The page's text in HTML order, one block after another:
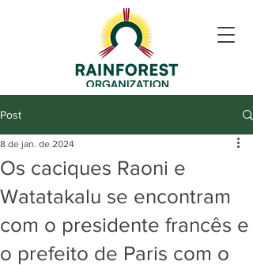
Post
Os caciques Raoni e
Watatakalu se encontram
com o presidente francês e
o prefeito de Paris com o
8 de jan. de 2024